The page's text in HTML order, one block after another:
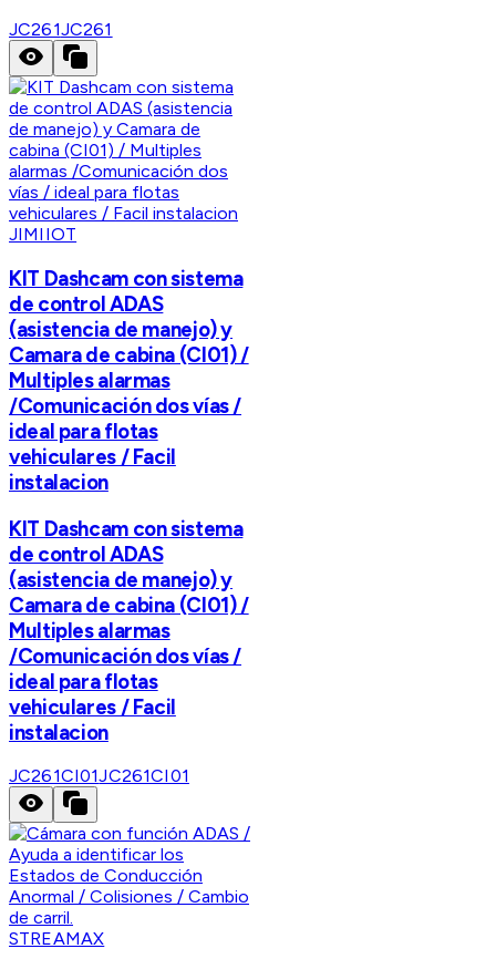
JC261JC261
JIMIIOT
KIT Dashcam con sistema
de control ADAS
(asistencia de manejo) y
Camara de cabina (CI01) /
Multiples alarmas
/Comunicación dos vías /
ideal para flotas
vehiculares / Facil
instalacion
KIT Dashcam con sistema
de control ADAS
(asistencia de manejo) y
Camara de cabina (CI01) /
Multiples alarmas
/Comunicación dos vías /
ideal para flotas
vehiculares / Facil
instalacion
JC261CI01JC261CI01
STREAMAX